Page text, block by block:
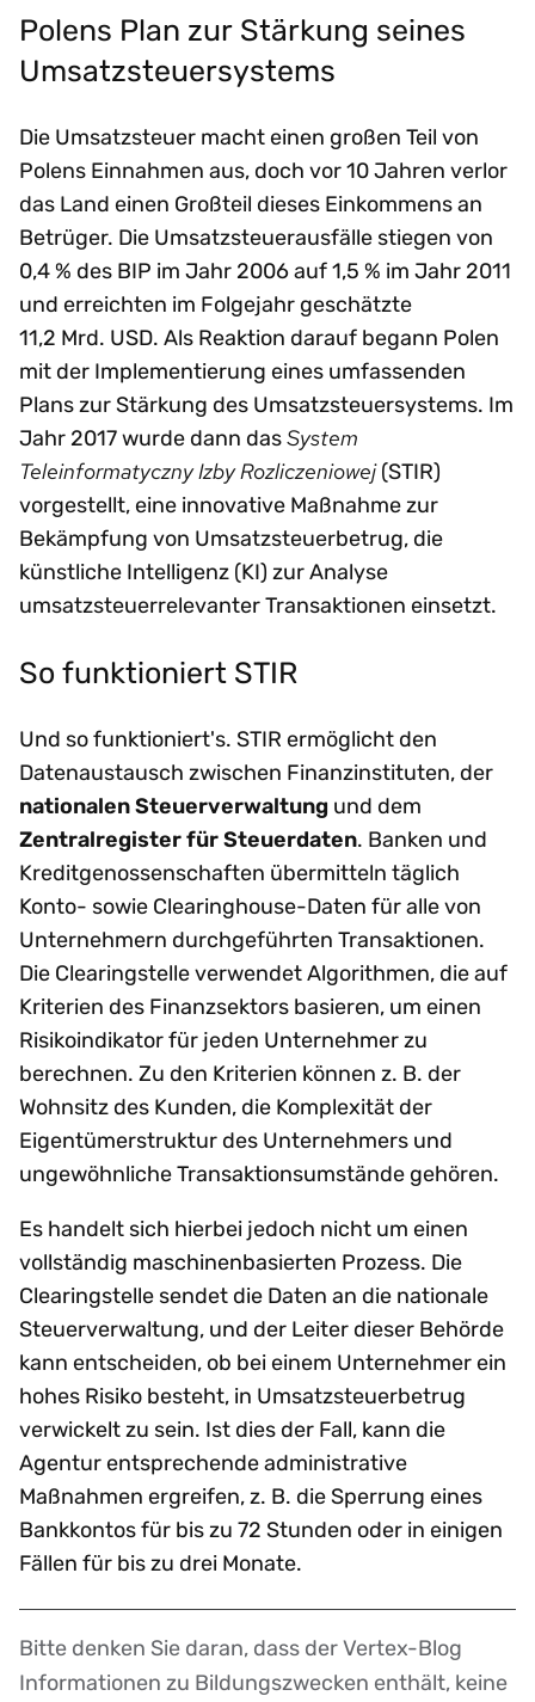
Polens Plan zur Stärkung seines
Umsatzsteuersystems
Die Umsatzsteuer macht einen großen Teil von
Polens Einnahmen aus, doch vor 10 Jahren verlor
das Land einen Großteil dieses Einkommens an
Betrüger. Die Umsatzsteuerausfälle stiegen von
0,4 % des BIP im Jahr 2006 auf 1,5 % im Jahr 2011
und erreichten im Folgejahr geschätzte
11,2 Mrd. USD. Als Reaktion darauf begann Polen
mit der Implementierung eines umfassenden
Plans zur Stärkung des Umsatzsteuersystems. Im
Jahr 2017 wurde dann dasSystem
Teleinformatyczny Izby Rozliczeniowej(STIR)
vorgestellt, eine innovative Maßnahme zur
Bekämpfung von Umsatzsteuerbetrug, die
künstliche Intelligenz (KI) zur Analyse
umsatzsteuerrelevanter Transaktionen einsetzt.
So funktioniert STIR
Und so funktioniert's. STIR ermöglicht den
Datenaustausch zwischen Finanzinstituten, der
nationalen Steuerverwaltung und dem
Zentralregister für Steuerdaten. Banken und
Kreditgenossenschaften übermitteln täglich
Konto- sowie Clearinghouse-Daten für alle von
Unternehmern durchgeführten Transaktionen.
Die Clearingstelle verwendet Algorithmen, die auf
Kriterien des Finanzsektors basieren, um einen
Risikoindikator für jeden Unternehmer zu
berechnen. Zu den Kriterien können z. B. der
Wohnsitz des Kunden, die Komplexität der
Eigentümerstruktur des Unternehmers und
ungewöhnliche Transaktionsumstände gehören.
Es handelt sich hierbei jedoch nicht um einen
vollständig maschinenbasierten Prozess. Die
Clearingstelle sendet die Daten an die nationale
Steuerverwaltung, und der Leiter dieser Behörde
kann entscheiden, ob bei einem Unternehmer ein
hohes Risiko besteht, in Umsatzsteuerbetrug
verwickelt zu sein. Ist dies der Fall, kann die
Agentur entsprechende administrative
Maßnahmen ergreifen, z. B. die Sperrung eines
Bankkontos für bis zu 72 Stunden oder in einigen
Fällen für bis zu drei Monate.
Disclaimer
Bitte denken Sie daran, dass der Vertex-Blog
Informationen zu Bildungszwecken enthält, keine